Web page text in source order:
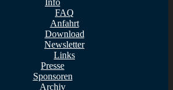
Info
FAQ
Anfahrt
Download
Newsletter
Links
Presse
Sponsoren
Archiv